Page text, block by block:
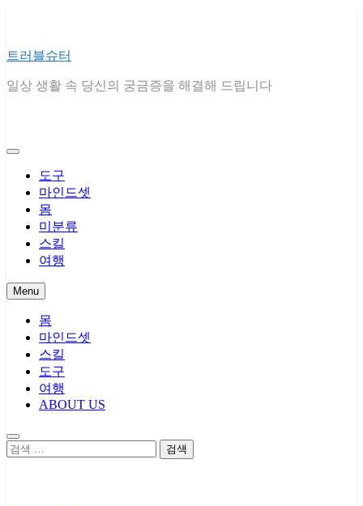
트러블슈터
일상 생활 속 당신의 궁금증을 해결해 드립니다
도구
마인드셋
몸
미분류
스킬
여행
Menu
몸
마인드셋
스킬
도구
여행
ABOUT US
검